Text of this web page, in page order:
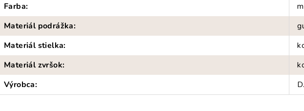
Farba:
Materiál podrážka:
Materiál stielka:
Materiál zvršok:
Výrobca: